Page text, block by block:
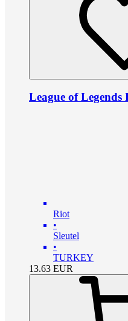
League of Legends
Riot
•
Sleutel
•
TURKEY
13.63 EUR